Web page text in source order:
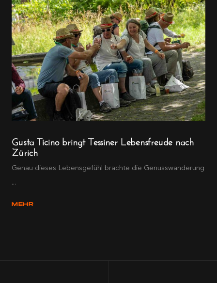
Gusta Ticino bringt Tessiner Lebensfreude nach
Zürich
Genau dieses Lebensgefühl brachte die Genusswanderung
...
MEHR